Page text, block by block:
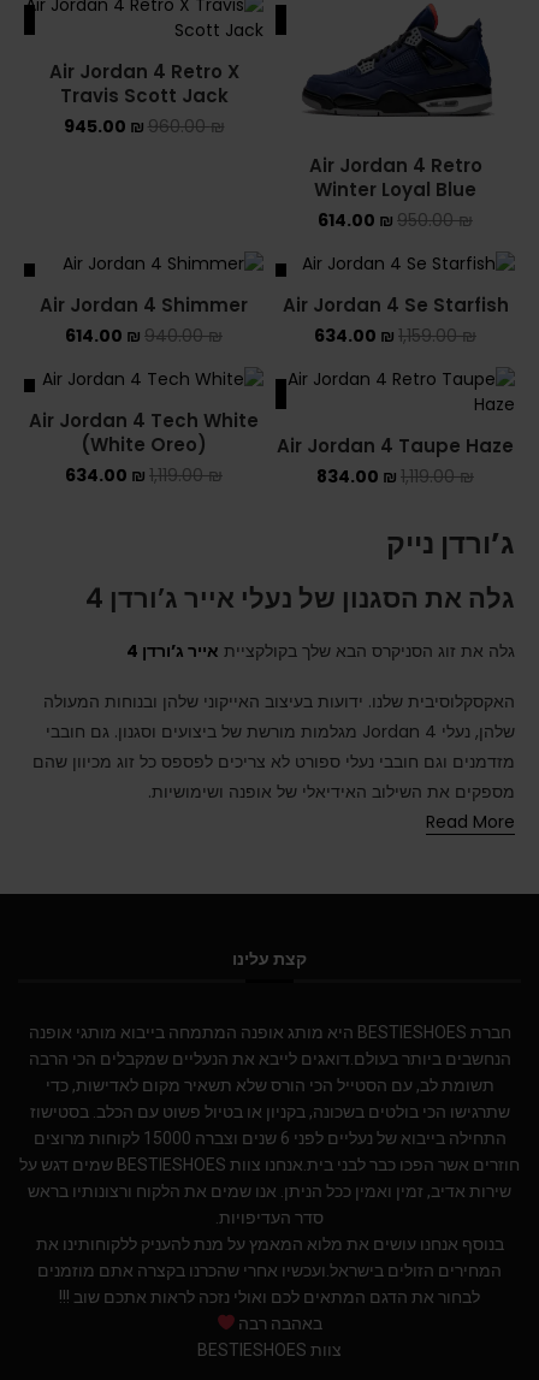
SALE
Air Jordan 4 Retro
Winter Loyal Blue
950.00₪
614.00 ₪
Air Jordan 4 Retro X
Travis Scott Jack
960.00₪
945.00 ₪
Air Jordan 4 Se Starfish
1,159.00₪
634.00 ₪
Air Jordan 4 Shimmer
940.00₪
614.00 ₪
Air Jordan 4 Taupe Haze
1,119.00₪
834.00 ₪
Air Jordan 4 Tech White
(White Oreo)
1,119.00₪
634.00 ₪
ג’ורדן נייק
גלה את הסגנון של נעלי אייר ג’ורדן 4
גלה את זוג הסניקרס הבא שלך בקולקציית אייר ג’ורדן 4
האקסקלוסיבית שלנו. ידועות בעיצוב האייקוני שלהן ובנוחות המעולה
שלהן, נעלי Jordan 4 מגלמות מורשת של ביצועים וסגנון. גם חובבי
מזדמנים וגם חובבי נעלי ספורט לא צריכים לפספס כל זוג מכיוון שהם
מספקים את השילוב האידיאלי של אופנה ושימושיות.
Read More
קצת עלינו
חברת BESTIESHOES היא מותג אופנה המתמחה בייבוא מותגי אופנה
הנחשבים ביותר בעולם.דואגים לייבא את הנעליים שמקבלים הכי הרבה
תשומת לב, עם הסטייל הכי הורס שלא תשאיר מקום לאדישות, כדי
שתרגישו הכי בולטים בשכונה, בקניון או בטיול פשוט עם הכלב. בסטישוז
התחילה בייבוא של נעליים לפני 6 שנים וצברה 15000 לקוחות מרוצים
חוזרים אשר הפכו כבר לבני בית.אנחנו צוות BESTIESHOES שמים דגש על
שירות אדיב, זמין ואמין ככל הניתן. אנו שמים את הלקוח ורצונותיו בראש
סדר העדיפויות.
בנוסף אנחנו עושים את מלוא המאמץ על מנת להעניק ללקוחותינו את
המחירים הזולים בישראל.ועכשיו אחרי שהכרנו בקצרה אתם מוזמנים
לבחור את הדגם המתאים לכם ואולי נזכה לראות אתכם שוב !!!
באהבה רבה
צוות BESTIESHOES